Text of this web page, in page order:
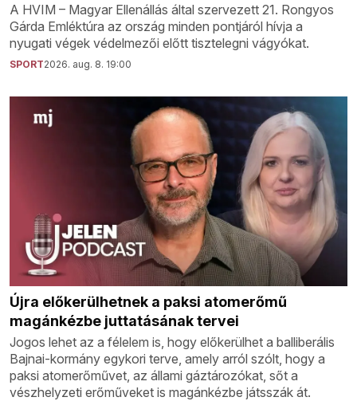
A HVIM – Magyar Ellenállás által szervezett 21. Rongyos
Gárda Emléktúra az ország minden pontjáról hívja a
nyugati végek védelmezői előtt tisztelegni vágyókat.
SPORT2026. aug. 8. 19:00
Újra előkerülhetnek a paksi atomerőmű
magánkézbe juttatásának tervei
Jogos lehet az a félelem is, hogy előkerülhet a balliberális
Bajnai-kormány egykori terve, amely arról szólt, hogy a
paksi atomerőművet, az állami gáztározókat, sőt a
vészhelyzeti erőműveket is magánkézbe játsszák át.